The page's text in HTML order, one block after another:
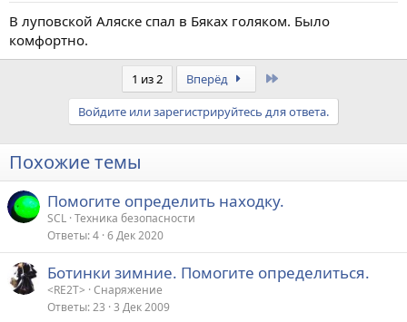
В луповской Аляске спал в Бяках голяком. Было
комфортно.
1 из 2 Вперёд
Войдите или зарегистрируйтесь для ответа.
Похожие темы
Помогите определить находку.
SCL Техника безопасности
Ответы 4 6 Дек 2020
Ботинки зимние. Помогите определиться.
<RE2T> Снаряжение
Ответы 23 3 Дек 2009